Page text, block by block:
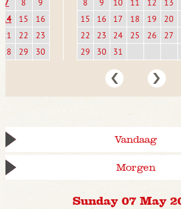
7
8
9
14
15
16
21
22
23
28
29 30
8
9 10 11 12 13
15
16 17 18 19 20
22
23 24 25 26 27
29
30 31
Vandaag
Morgen
Sunday 07 May